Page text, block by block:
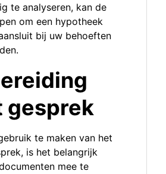
te analyseren, kan de
om een hypotheek
bij uw behoeften
gesprek
te maken van het
is het belangrijk
mee te